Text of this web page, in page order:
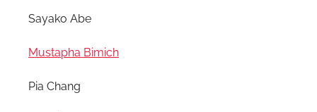
Sayako Abe
Mustapha Bimich
Pia Chang